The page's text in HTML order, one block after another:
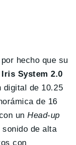
hecho que su
Iris System 2.0
digital de 10.25
de 16
unHead-up
de alta
con